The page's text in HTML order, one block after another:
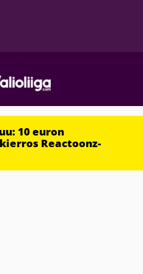
10 euron
Reactoonz-